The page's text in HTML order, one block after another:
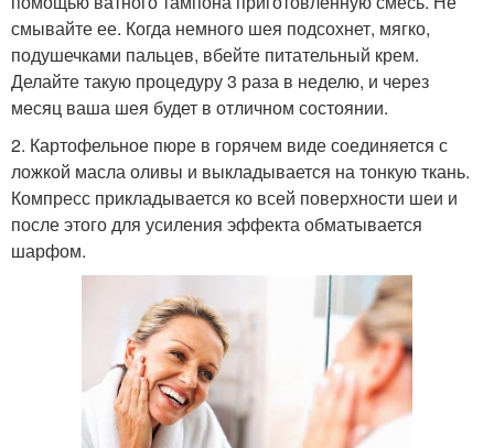
смывайте ее. Когда немного шея подсохнет, мягко,
подушечками пальцев, вбейте питательный крем.
Делайте такую процедуру 3 раза в неделю, и через
месяц ваша шея будет в отличном состоянии.
2. Картофельное пюре в горячем виде соединяется с
ложкой масла оливы и выкладывается на тонкую ткань.
Компресс прикладывается ко всей поверхности шеи и
после этого для усиления эффекта обматывается
шарфом.